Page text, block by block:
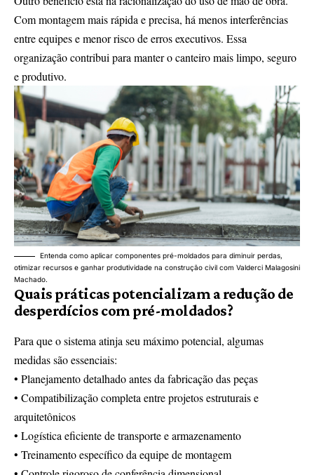
Com montagem mais rápida e precisa, há menos interferências
entre equipes e menor risco de erros executivos. Essa
organização contribui para manter o canteiro mais limpo, seguro
e produtivo.
Entenda como aplicar componentes pré-moldados para diminuir perdas,
otimizar recursos e ganhar produtividade na construção civil com Valderci Malagosini
Machado.
Quais práticas potencializam a redução de
desperdícios com pré-moldados?
Para que o sistema atinja seu máximo potencial, algumas
medidas são essenciais:
• Planejamento detalhado antes da fabricação das peças
• Compatibilização completa entre projetos estruturais e
arquitetônicos
• Logística eficiente de transporte e armazenamento
• Treinamento específico da equipe de montagem